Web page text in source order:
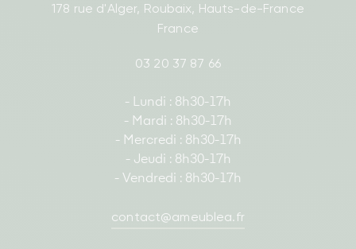
178 rue d'Alger, Roubaix, Hauts-de-France
France
03 20 37 87 66
- Lundi : 8h30-17h
- Mardi : 8h30-17h
- Mercredi : 8h30-17h
- Jeudi : 8h30-17h
- Vendredi : 8h30-17h
contact@ameublea.fr